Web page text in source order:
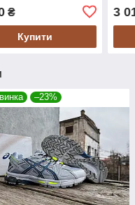
₴
Купити
3
–23%